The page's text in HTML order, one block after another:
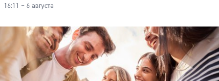
16:11 – 6 августа